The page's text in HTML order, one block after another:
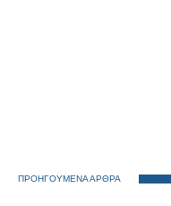
ΠΡΟΗΓΟΥΜΕΝΑ ΑΡΘΡΑ